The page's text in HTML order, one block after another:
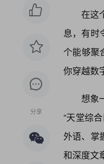
分享
在这
息，有时
个能够聚
你穿越数
想象
“天堂综
外语、掌
和深度文